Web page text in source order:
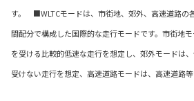
す。 ■WLTCモードは、市街地、郊外、高速道路の
間配分で構成した国際的な走行モードです。市街地
を受ける比較的低速な走行を想定し、郊外モードは
受けない走行を想定、高速道路モードは、高速道路等